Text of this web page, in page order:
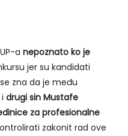
a nepoznato ko je
jer su kandidati
zna da je među
drugi sin Mustafe
za profesionalne
zakonit rad ove